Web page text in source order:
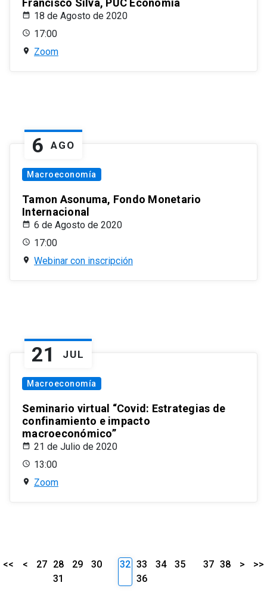
Francisco Silva, PUC Economía
18 de Agosto de 2020
17:00
Zoom
6 AGO
Macroeconomía
Tamon Asonuma, Fondo Monetario
Internacional
6 de Agosto de 2020
17:00
Webinar con inscripción
21 JUL
Macroeconomía
Seminario virtual “Covid: Estrategias de
confinamiento e impacto
macroeconómico”
21 de Julio de 2020
13:00
Zoom
<< < 27 28 29
30
31
32 33 34
35
36
37 38 > >>